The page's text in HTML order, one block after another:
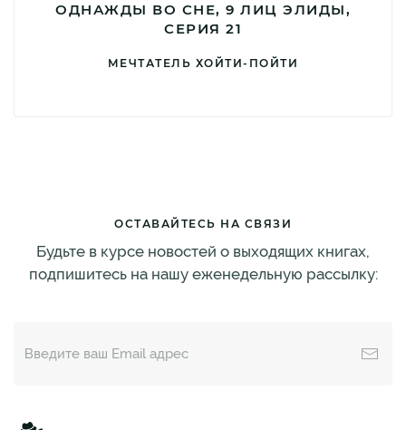
ОДНАЖДЫ ВО СНЕ, 9 ЛИЦ ЭЛИДЫ,
СЕРИЯ 21
МЕЧТАТЕЛЬ ХОЙТИ-ПОЙТИ
ОСТАВАЙТЕСЬ НА СВЯЗИ
Будьте в курсе новостей о выходящих книгах,
подпишитесь на нашу еженедельную рассылку: